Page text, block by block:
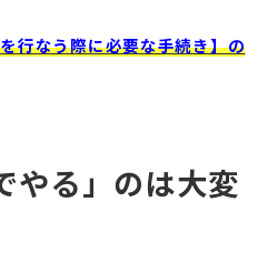
行なう際に必要な手続き】の
やる」のは大変